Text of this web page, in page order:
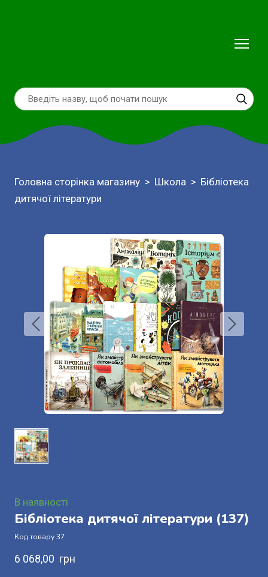
Головна сторінка магазину Школа
Бібліотека
дитячої літератури
В наявності
Бібліотека дитячої літератури (137)
Код товару 37
6 068,00  грн